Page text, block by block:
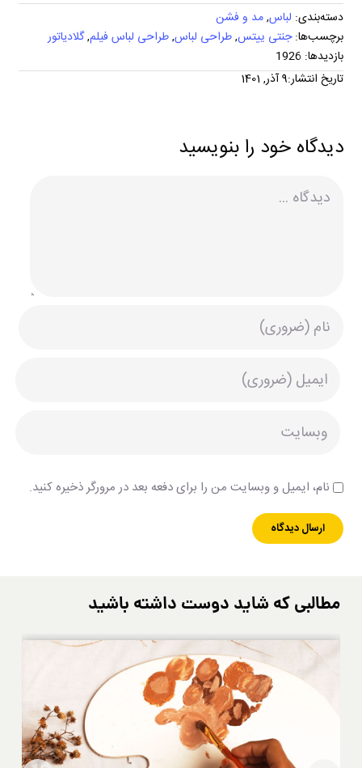
دسته‌بندی: لباس,مد و فشن
برچسب‌ها:جنتی ییتس,طراحی لباس,طراحی لباس فیلم,گلادیاتور
بازدیدها: 1926
تاریخ انتشار:9 آذر, 1401
دیدگاه خود را بنویسید
نام، ایمیل و وبسایت من را برای دفعه بعد در مرورگر ذخیره کنید.
مطالبی که شاید دوست داشته باشید